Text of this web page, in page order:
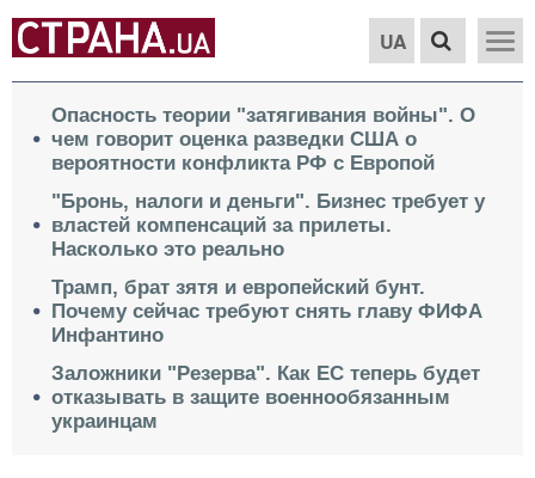
UA
Опасность теории "затягивания войны". О
чем говорит оценка разведки США о
вероятности конфликта РФ с Европой
"Бронь, налоги и деньги". Бизнес требует у
властей компенсаций за прилеты.
Насколько это реально
Трамп, брат зятя и европейский бунт.
Почему сейчас требуют снять главу ФИФА
Инфантино
Заложники "Резерва". Как ЕС теперь будет
отказывать в защите военнообязанным
украинцам